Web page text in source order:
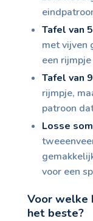
Tafel van
met vijven
een rijmpje
Tafel van
rijmpje,
patroon
Losse
voor een
Voor welke
het beste?